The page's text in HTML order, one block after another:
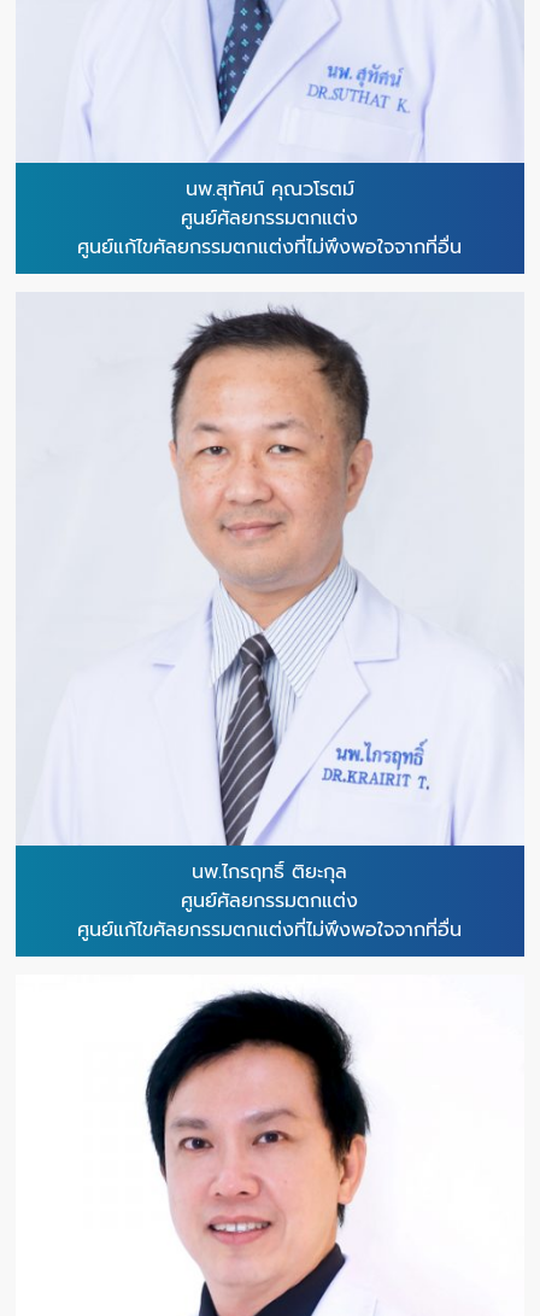
นพ.สุทัศน์ คุณวโรตม์
ศูนย์ศัลยกรรมตกแต่ง
ศูนย์แก้ไขศัลยกรรมตกแต่งที่ไม่พึงพอใจจากที่อื่น
นพ.ไกรฤทธิ์ ติยะกุล
ศูนย์ศัลยกรรมตกแต่ง
ศูนย์แก้ไขศัลยกรรมตกแต่งที่ไม่พึงพอใจจากที่อื่น